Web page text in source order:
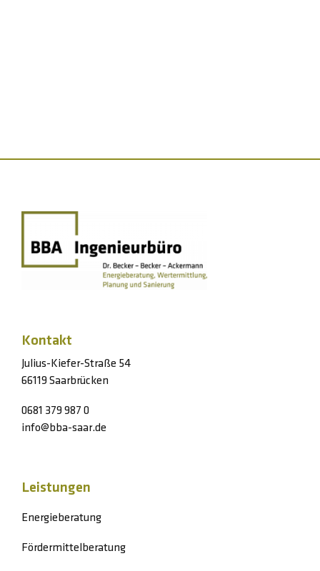
Kontakt
Julius-Kiefer-Straße 54
66119 Saarbrücken
0681 379 987 0
info@bba-saar.de
Leistungen
Energieberatung
Fördermittelberatung